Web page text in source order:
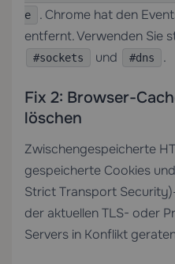
e
. Chrome hat den
entfernt. Verwenden Sie
#sockets und #dns .
Fix 2: Browser-
löschen
Zwischengespeicherte
gespeicherte Cookies
Strict Transport
der aktuellen TLS- oder
Servers in Konflikt